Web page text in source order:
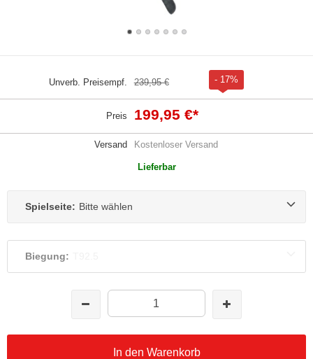
Unverb. Preisempf. 239,95 € - 17%
Preis 199,95 €*
Versand Kostenloser Versand
Lieferbar
Spielseite: Bitte wählen
Biegung:
In den Warenkorb